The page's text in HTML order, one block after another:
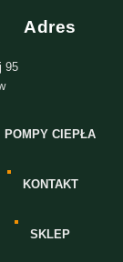
Adres
95
POMPY CIEPŁA
KONTAKT
SKLEP